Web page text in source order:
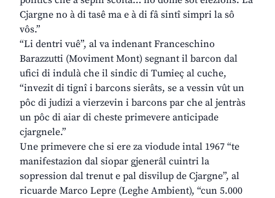
Cjargne no à di tasê ma e à di fâ sintî simpri la sô
vôs.”
“Li dentri vuê”, al va indenant Franceschino
Barazzutti (Moviment Mont) segnant il barcon dal
ufici di indulà che il sindic di Tumieç al cuche,
“invezit di tignî i barcons sierâts, se a vessin vût un
pôc di judizi a vierzevin i barcons par che al jentràs
un pôc di aiar di cheste primevere anticipade
cjargnele.”
Une primevere che si ere za viodude intal 1967 “te
manifestazion dal siopar gjenerâl cuintri la
sopression dal trenut e pal disvilup de Cjargne”, al
ricuarde Marco Lepre (Leghe Ambient), “cun 5.000